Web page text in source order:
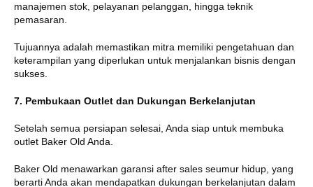
manajemen stok, pelayanan pelanggan, hingga teknik
pemasaran.
Tujuannya adalah memastikan mitra memiliki pengetahuan dan
keterampilan yang diperlukan untuk menjalankan bisnis dengan
sukses.
7. Pembukaan Outlet dan Dukungan Berkelanjutan
Setelah semua persiapan selesai, Anda siap untuk membuka
outlet Baker Old Anda.
Baker Old menawarkan garansi after sales seumur hidup, yang
berarti Anda akan mendapatkan dukungan berkelanjutan dalam